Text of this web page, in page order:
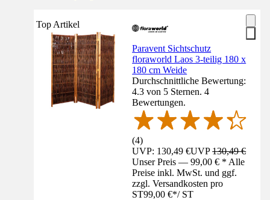
Top Artikel
Paravent Sichtschutz
floraworld Laos 3-teilig 180 x
180 cm Weide
Durchschnittliche Bewertung:
4.3 von 5 Sternen. 4
Bewertungen.
(4)
UVP: 130,49 €UVP130,49 €
Unser Preis — 99,00 € * Alle
Preise inkl. MwSt. und ggf.
zzgl. Versandkosten pro
ST99,00 €*/ ST